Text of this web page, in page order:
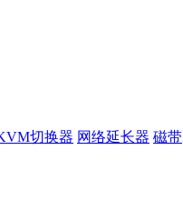
切换器 网络延长器 磁带